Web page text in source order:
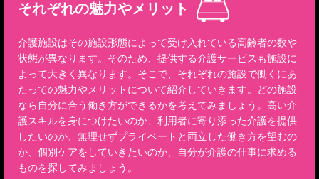
それぞれの魅力やメリット
介護施設はその施設形態によって受け入れている高齢者の数や
状態が異なります。そのため、提供する介護サービスも施設に
よって大きく異なります。そこで、それぞれの施設で働くにあ
たっての魅力やメリットについて紹介していきます。どの施設
なら自分に合う働き方ができるかを考えてみましょう。高い介
護スキルを身につけたいのか、利用者に寄り添った介護を提供
したいのか、無理せずプライベートと両立した働き方を望むの
か、個別ケアをしていきたいのか、自分が介護の仕事に求める
ものを探してみましょう。